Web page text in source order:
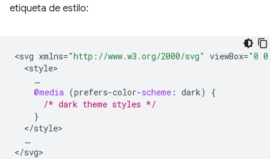
etiqueta de estilo:
<svg xmlns="http://www.w3.org/2000/svg" viewBox="0 0
<style
…
@media (prefers-color-scheme : dark)
{
/* dark theme styles */
}
</style
…
</svg